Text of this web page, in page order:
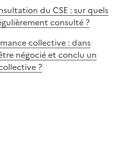
du CSE : sur quels
consulté ?
collective : dans
négocié et conclu un
?